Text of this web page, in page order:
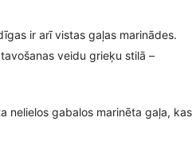
ir arī vistas gaļas marinādes.
veidu grieķu stilā –
nelielos gabalos marinēta gaļa, kas